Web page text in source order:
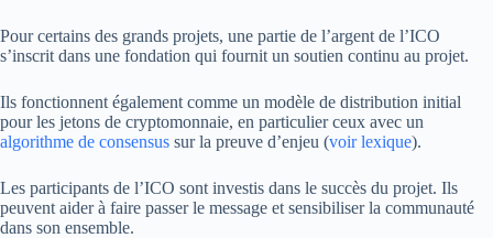
Pour certains des grands projets, une partie de l’argent de l’ICO
s’inscrit dans une fondation qui fournit un soutien continu au projet.
Ils fonctionnent également comme un modèle de distribution initial
pour les jetons de cryptomonnaie, en particulier ceux avec un
algorithme de consensus sur la preuve d’enjeu (voir lexique).
Les participants de l’ICO sont investis dans le succès du projet. Ils
peuvent aider à faire passer le message et sensibiliser la communauté
dans son ensemble.